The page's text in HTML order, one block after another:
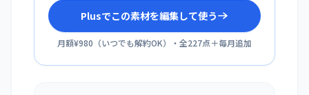
Plusでこの素材を編集して使う
月額¥980 （いつでも解約OK）・全227点＋毎月追加